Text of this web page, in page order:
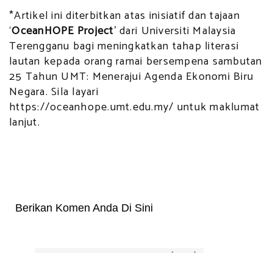
*Artikel ini diterbitkan atas inisiatif dan tajaan
‘OceanHOPE Project’ dari Universiti Malaysia
Terengganu bagi meningkatkan tahap literasi
lautan kepada orang ramai bersempena sambutan
25 Tahun UMT: Menerajui Agenda Ekonomi Biru
Negara. Sila layari
https://oceanhope.umt.edu.my/ untuk maklumat
lanjut.
Berikan Komen Anda Di Sini